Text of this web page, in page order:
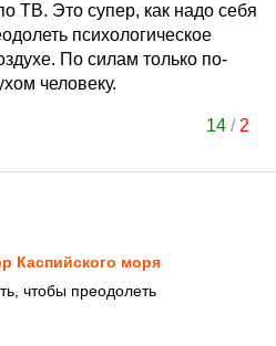
ТВ. Это супер, как надо себя
психологическое
По силам только по-
человеку.
14 / 2
Каспийского моря
чтобы преодолеть